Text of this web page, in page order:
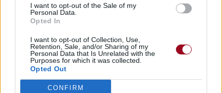
I want to opt-out of the Sale of my
Personal Data.
Opted In
I want to opt-out of Collection, Use,
Retention, Sale, and/or Sharing of my
Personal Data that Is Unrelated with the
Purposes for which it was collected.
Opted Out
CONFIRM
Trouver des vinyles et des CD sur
Trouver un instrument de musique ou une partition au
meilleur prix sur
Paroles + Traduction Téléchargement